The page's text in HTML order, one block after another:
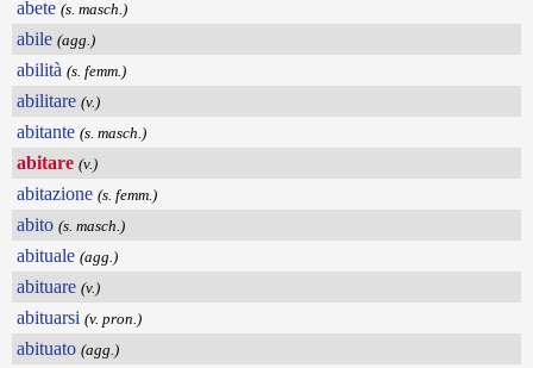
abete (s. masch.)
abile (agg.)
abilità (s. femm.)
abilitare (v.)
abitante (s. masch.)
abitare (v.)
abitazione (s. femm.)
abito (s. masch.)
abituale (agg.)
abituare (v.)
abituarsi (v. pron.)
abituato (agg.)